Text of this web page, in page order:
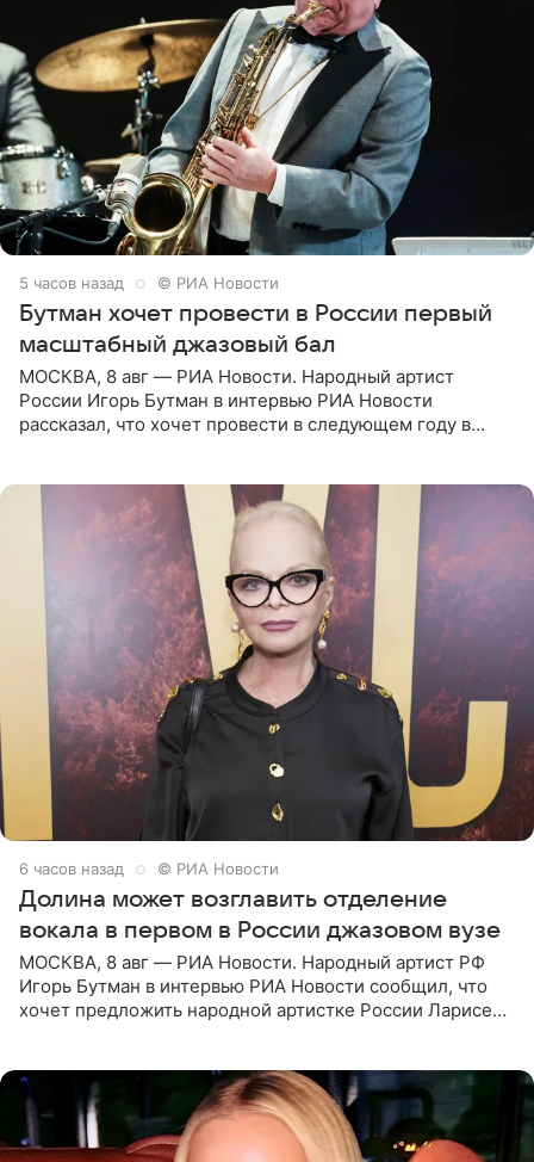
5 часов назад © РИА Новости
Бутман хочет провести в России первый
масштабный джазовый бал
МОСКВА, 8 авг — РИА Новости. Народный артист
России Игорь Бутман в интервью РИА Новости
рассказал, что хочет провести в следующем году в
6 часов назад © РИА Новости
Долина может возглавить отделение
вокала в первом в России джазовом вузе
МОСКВА, 8 авг — РИА Новости. Народный артист РФ
Игорь Бутман в интервью РИА Новости сообщил, что
хочет предложить народной артистке России Ларисе